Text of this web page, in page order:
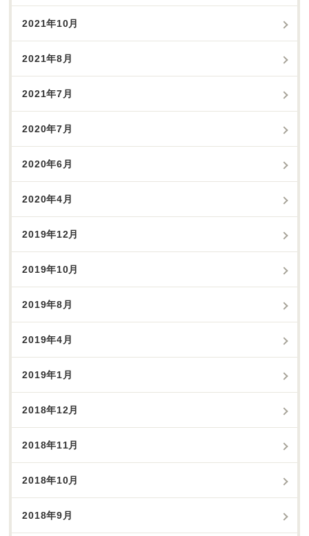
2021年10月
2021年8月
2021年7月
2020年7月
2020年6月
2020年4月
2019年12月
2019年10月
2019年8月
2019年4月
2019年1月
2018年12月
2018年11月
2018年10月
2018年9月